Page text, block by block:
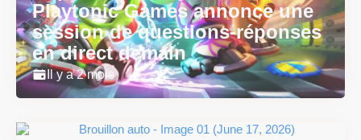
Playtonic Games annonce une
session de questions-réponses
en direct demain
Il y a 2 mois